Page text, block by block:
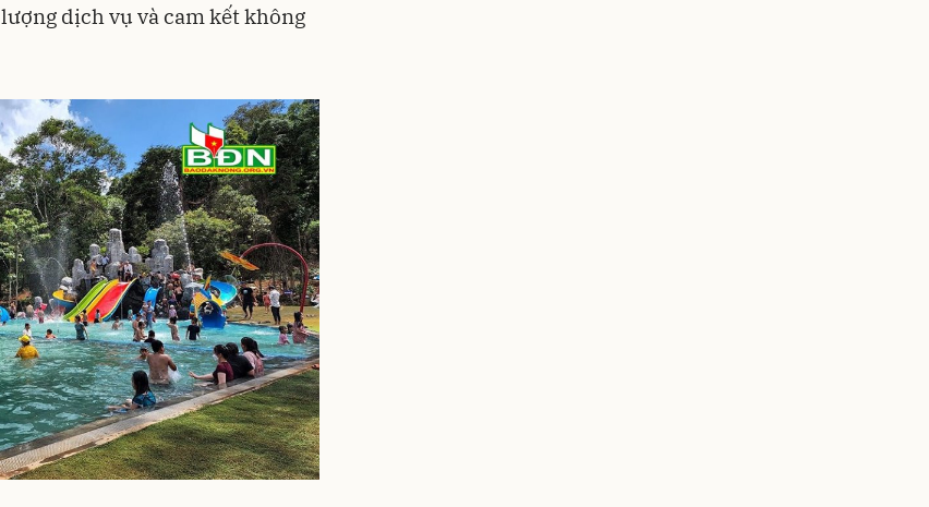
dịch vụ và cam kết không